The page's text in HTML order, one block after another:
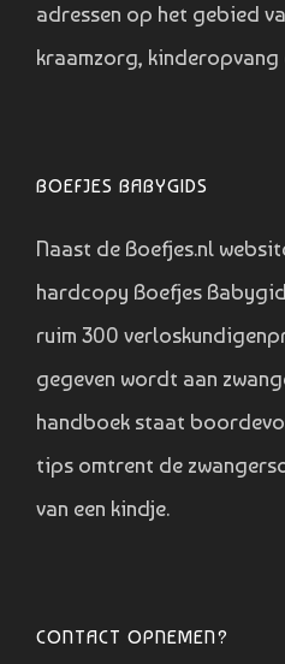
adressen op het gebied
kraamzorg, kinderopvang
BOEFJES BABYGIDS
Naast de Boefjes.nl
hardcopy Boefjes
ruim 300
gegeven wordt aan
handboek staat
tips omtrent de
van een kindje.
CONTACT OPNEMEN?